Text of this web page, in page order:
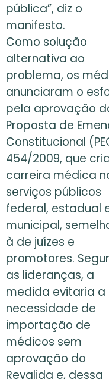
pública”, diz o
manifesto.
Como solução
alternativa ao
problema, os
anunciaram o
pela aprovação
Proposta de
Constitucional
454/2009, que
carreira médica
serviços públicos
federal, estadual
municipal,
à de juízes e
promotores.
as lideranças, a
medida evitaria a
necessidade de
importação de
médicos sem
aprovação do
Revalida e, dessa